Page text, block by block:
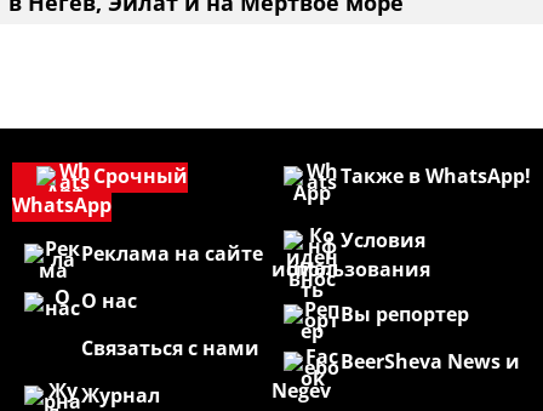
Также в WhatsApp!
Условия
использования
Вы репортер
BeerSheva News и
Negev
Срочный
WhatsApp
Реклама на сайте
О нас
Связаться с нами
Журнал